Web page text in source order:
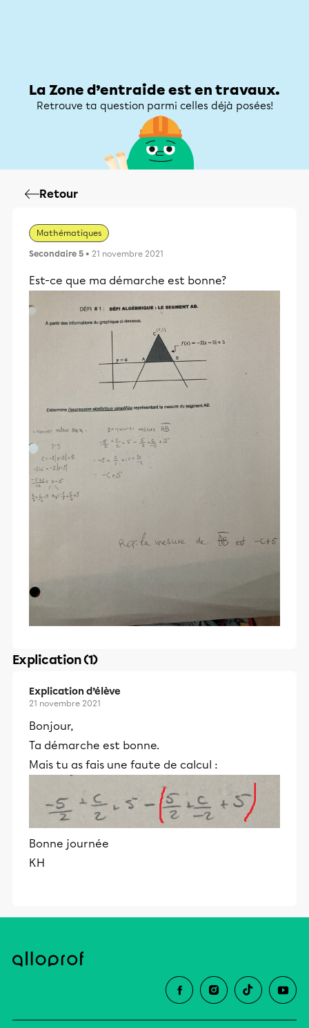
La Zone d’entraide est en travaux.
Retrouve ta question parmi celles déjà posées!
Retour
Mathématiques
Secondaire 5 • 21 novembre 2021
Est-ce que ma démarche est bonne?
Explication (1)
Explication d’élève
21 novembre 2021
Bonjour,
Ta démarche est bonne.
Mais tu as fais une faute de calcul :
Bonne journée
KH